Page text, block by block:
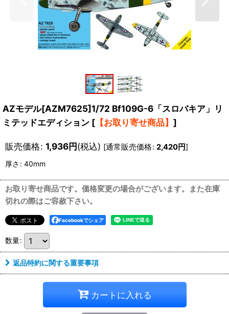
AZモデル[AZM7625]1/72 Bf109G-6「スロバキア」リ
ミテッドエディション [ 【お取り寄せ商品】 ]
販売価格: 1,936円(税込) [通常販売価格: 2,420円]
厚さ : 40mm
お取り寄せ商品です。価格変更の場合がございます。また在庫
切れの際はご容赦下さい。
Facebookでシェア
数量:
返品特約に関する重要事項
カートに入れる